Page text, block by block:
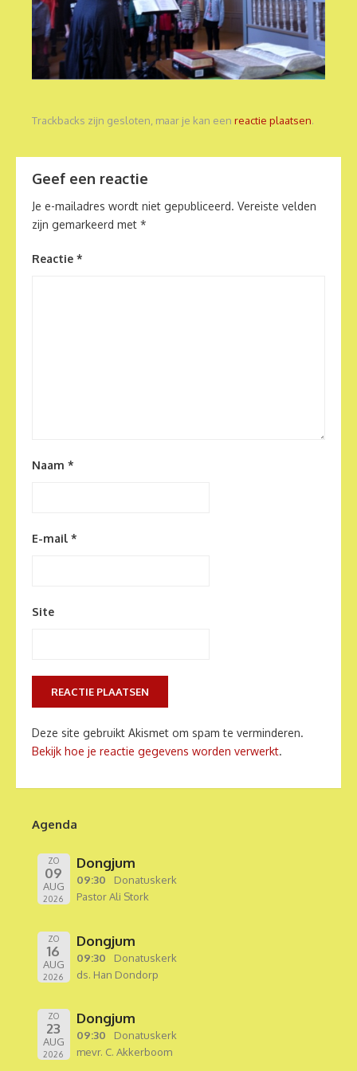
Trackbacks zijn gesloten, maar je kan een reactie plaatsen.
Geef een reactie
Je e-mailadres wordt niet gepubliceerd. Vereiste velden
zijn gemarkeerd met *
Reactie *
Naam *
E-mail *
Site
Deze site gebruikt Akismet om spam te verminderen.
Bekijk hoe je reactie gegevens worden verwerkt.
Agenda
ZO
09
AUG
2026
Dongjum
09:30
Donatuskerk
Pastor Ali Stork
ZO
16
AUG
2026
Dongjum
09:30
Donatuskerk
ds. Han Dondorp
ZO
23
AUG
2026
Dongjum
09:30
Donatuskerk
mevr. C. Akkerboom